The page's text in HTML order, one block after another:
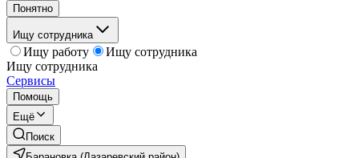
Понятно
Ищу сотрудника
Ищу работу
Ищу сотрудника
Ищу сотрудника
Сервисы
Помощь
Ещё
Поиск